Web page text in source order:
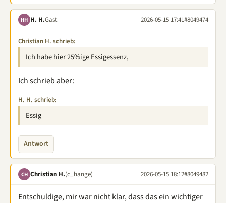
HH H. H.Gast 2026-05-15 17:41#8049474
Christian H. schrieb:
Ich habe hier 25%ige Essigessenz,
Ich schrieb aber:
H. H. schrieb:
Essig
Antwort
CH Christian H.(c_hange) 2026-05-15 18:12#8049482
Entschuldige, mir war nicht klar, dass das ein wichtiger